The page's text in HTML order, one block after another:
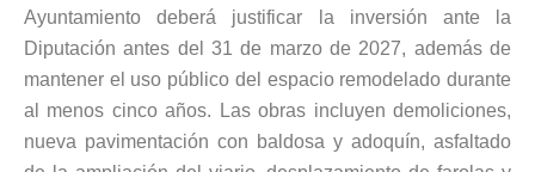
Ayuntamiento deberá justificar la inversión ante la
Diputación antes del 31 de marzo de 2027, además de
mantener el uso público del espacio remodelado durante
al menos cinco años. Las obras incluyen demoliciones,
nueva pavimentación con baldosa y adoquín, asfaltado